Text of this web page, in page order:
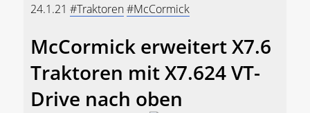
24.1.21 #Traktoren#McCormick
McCormick erweitert X7.6
Traktoren mit X7.624 VT-
Drive nach oben